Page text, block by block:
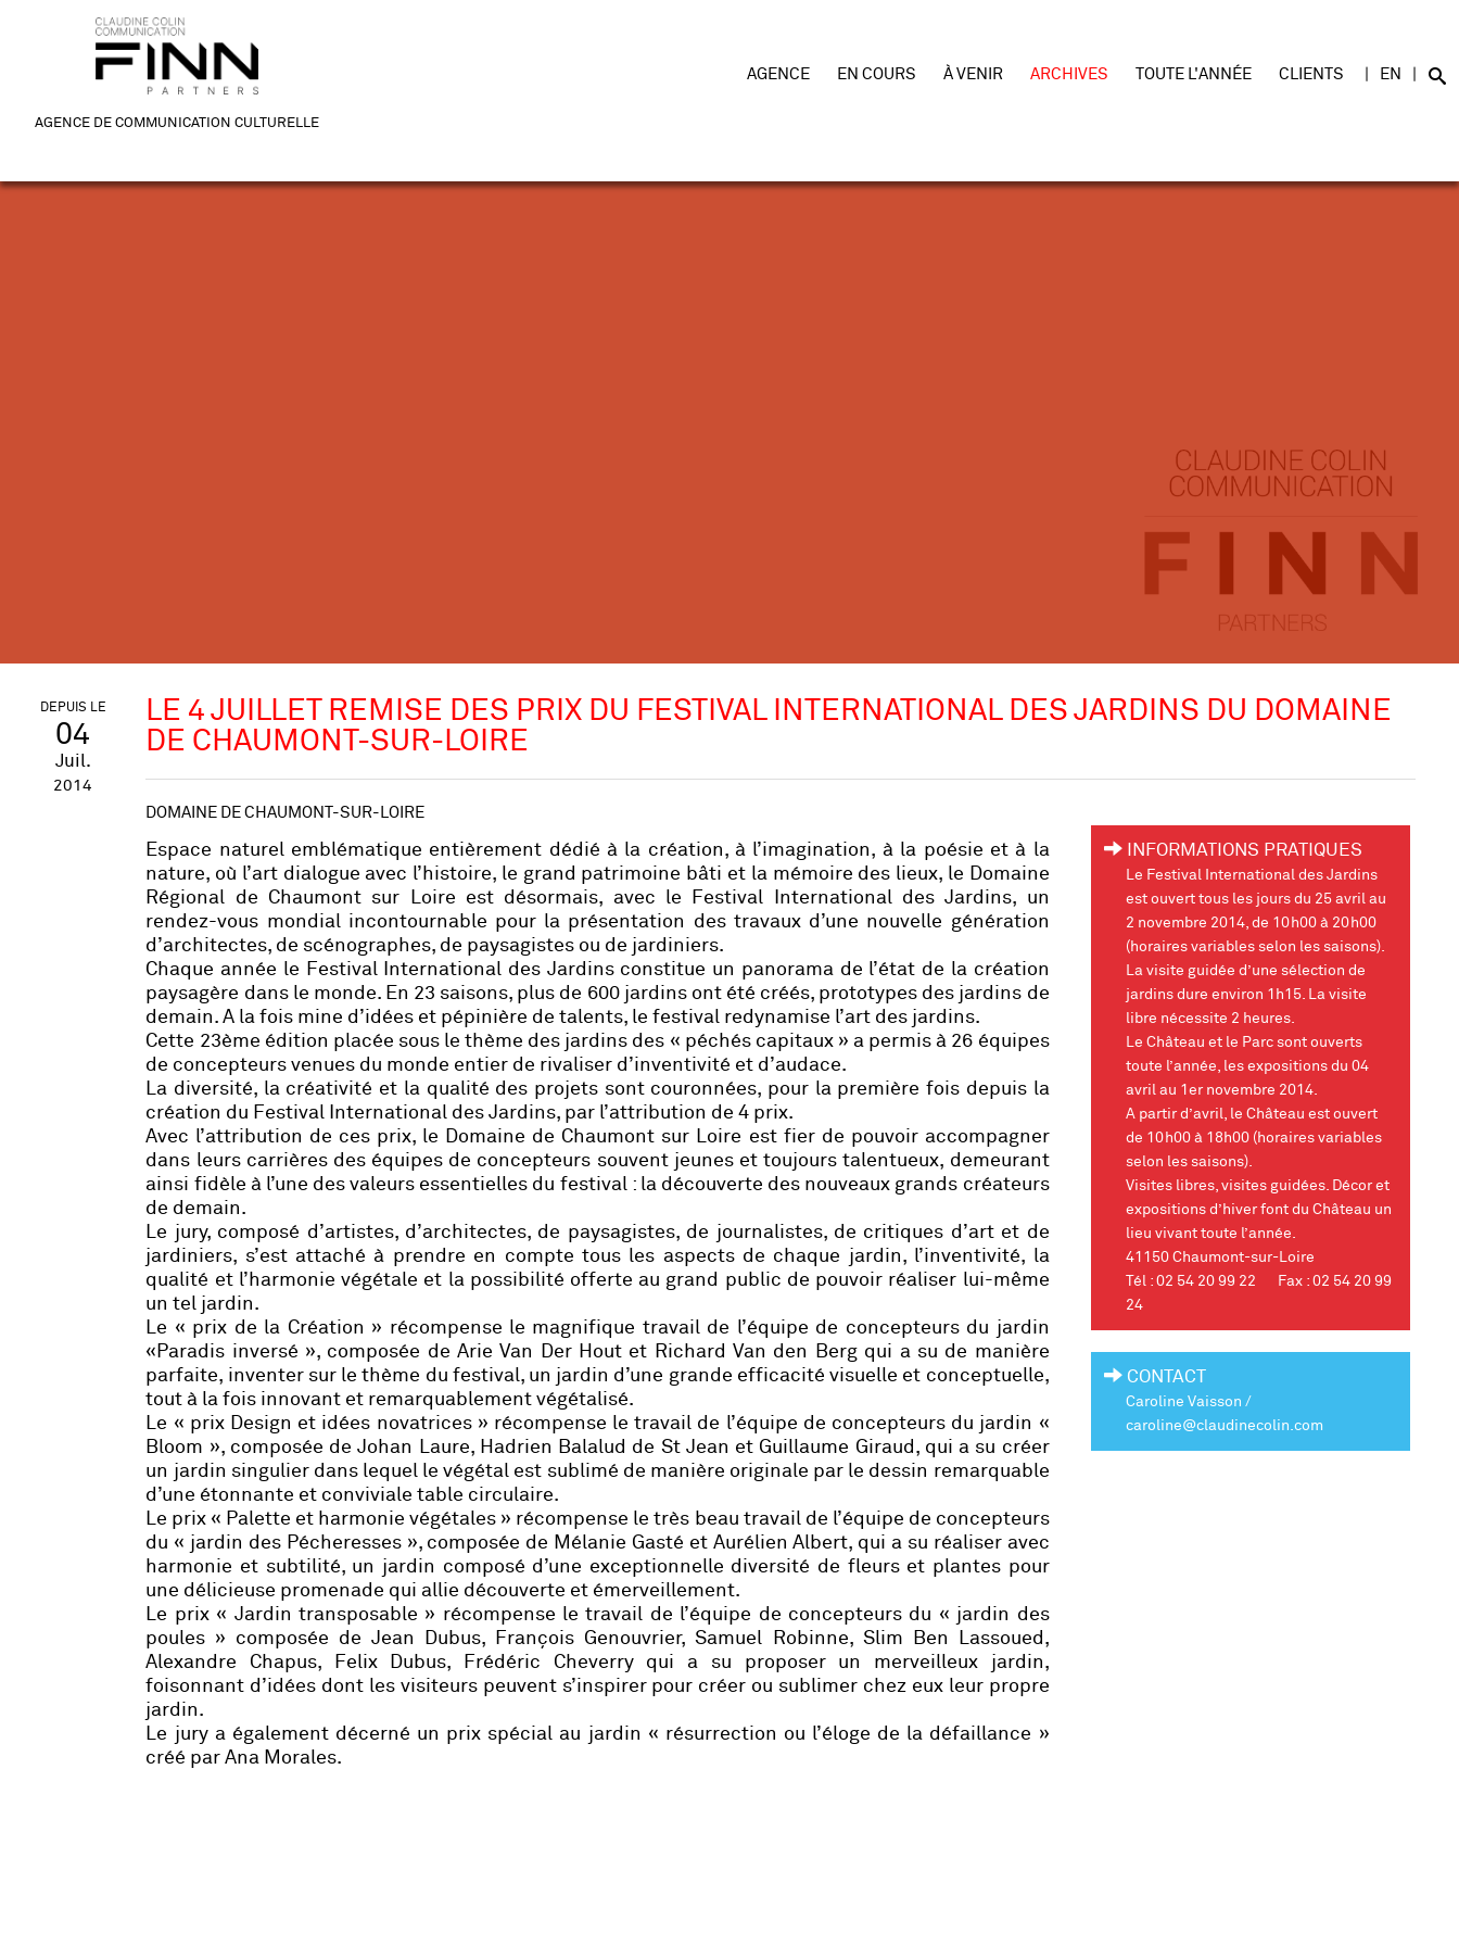
AGENCE DE COMMUNICATION CULTURELLE
AGENCE EN COURS À VENIR ARCHIVES TOUTE L'ANNÉE CLIENTS EN
DEPUIS LE
04
Juil.
2014
LE 4 JUILLET REMISE DES PRIX DU FESTIVAL INTERNATIONAL DES JARDINS DU DOMAINE
DE CHAUMONT-SUR-LOIRE
DOMAINE DE CHAUMONT-SUR-LOIRE
Espace naturel emblématique entièrement dédié à la création, à l’imagination, à la poésie et à la
nature, où l’art dialogue avec l’histoire, le grand patrimoine bâti et la mémoire des lieux, le Domaine
Régional de Chaumont sur Loire est désormais, avec le Festival International des Jardins, un
rendez-vous mondial incontournable pour la présentation des travaux d’une nouvelle génération
d’architectes, de scénographes, de paysagistes ou de jardiniers.
Chaque année le Festival International des Jardins constitue un panorama de l’état de la création
paysagère dans le monde. En 23 saisons, plus de 600 jardins ont été créés, prototypes des jardins de
demain. A la fois mine d’idées et pépinière de talents, le festival redynamise l’art des jardins.
Cette 23ème édition placée sous le thème des jardins des « péchés capitaux » a permis à 26 équipes
de concepteurs venues du monde entier de rivaliser d’inventivité et d’audace.
La diversité, la créativité et la qualité des projets sont couronnées, pour la première fois depuis la
création du Festival International des Jardins, par l’attribution de 4 prix.
Avec l’attribution de ces prix, le Domaine de Chaumont sur Loire est fier de pouvoir accompagner
dans leurs carrières des équipes de concepteurs souvent jeunes et toujours talentueux, demeurant
ainsi fidèle à l’une des valeurs essentielles du festival : la découverte des nouveaux grands créateurs
de demain.
Le jury, composé d’artistes, d’architectes, de paysagistes, de journalistes, de critiques d’art et de
jardiniers, s’est attaché à prendre en compte tous les aspects de chaque jardin, l’inventivité, la
qualité et l’harmonie végétale et la possibilité offerte au grand public de pouvoir réaliser lui-même
un tel jardin.
Le « prix de la Création » récompense le magnifique travail de l’équipe de concepteurs du jardin
«Paradis inversé », composée de Arie Van Der Hout et Richard Van den Berg qui a su de manière
parfaite, inventer sur le thème du festival, un jardin d’une grande efficacité visuelle et conceptuelle,
tout à la fois innovant et remarquablement végétalisé.
Le « prix Design et idées novatrices» récompense le travail de l’équipe de concepteurs du jardin «
Bloom », composée de Johan Laure, Hadrien Balalud de St Jean et Guillaume Giraud, qui a su créer
un jardin singulier dans lequel le végétal est sublimé de manière originale par le dessin remarquable
d’une étonnante et conviviale table circulaire.
Le prix « Palette et harmonie végétales » récompense le très beau travail de l’équipe de concepteurs
du « jardin des Pécheresses », composée de Mélanie Gasté et Aurélien Albert, qui a su réaliser avec
harmonie et subtilité, un jardin composé d’une exceptionnelle diversité de fleurs et plantes pour
une délicieuse promenade qui allie découverte et émerveillement.
Le prix « Jardin transposable » récompense le travail de l’équipe de concepteurs du « jardin des
poules » composée de Jean Dubus, François Genouvrier, Samuel Robinne, Slim Ben Lassoued,
Alexandre Chapus, Felix Dubus, Frédéric Cheverry qui a su proposer un merveilleux jardin,
foisonnant d’idées dont les visiteurs peuvent s’inspirer pour créer ou sublimer chez eux leur propre
jardin.
Le jury a également décerné un prix spécial au jardin « résurrection ou l’éloge de la défaillance »
créé par Ana Morales.
INFORMATIONS PRATIQUES
Le Festival International des Jardins
est ouvert tous les jours du 25 avril au
2 novembre 2014, de 10h00 à 20h00
(horaires variables selon les saisons).
La visite guidée d’une sélection de
jardins dure environ 1h15. La visite
libre nécessite 2 heures.
Le Château et le Parc sont ouverts
toute l’année, les expositions du 04
avril au 1er novembre 2014.
A partir d’avril, le Château est ouvert
de 10h00 à 18h00 (horaires variables
selon les saisons).
Visites libres, visites guidées. Décor et
expositions d’hiver font du Château un
lieu vivant toute l’année.
41150 Chaumont-sur-Loire
Tél : 02 54 20 99 22 Fax : 02 54 20 99
24
CONTACT
Caroline Vaisson /
caroline@claudinecolin.com